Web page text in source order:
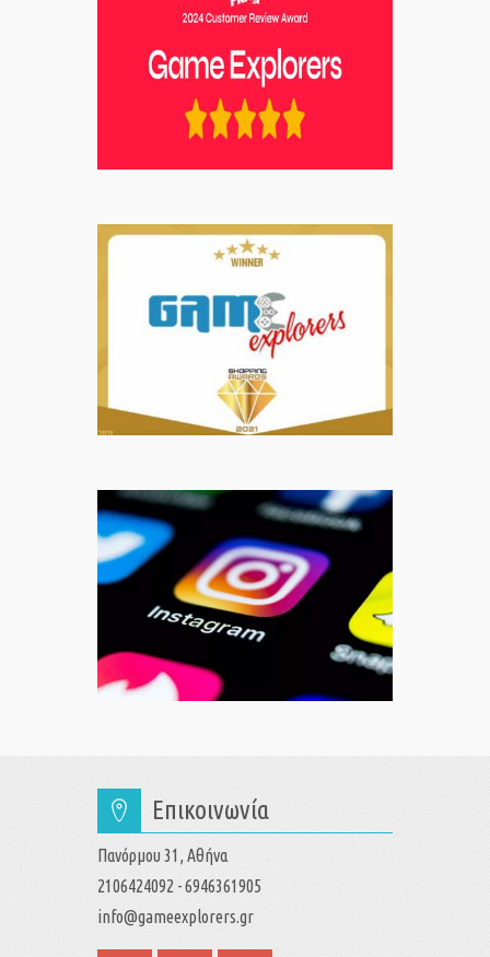
Επικοινωνία
Πανόρμου 31, Αθήνα
2106424092 - 6946361905
info@gameexplorers.gr